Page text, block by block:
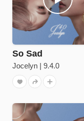
So Sad
Jocelyn | 9.4.0